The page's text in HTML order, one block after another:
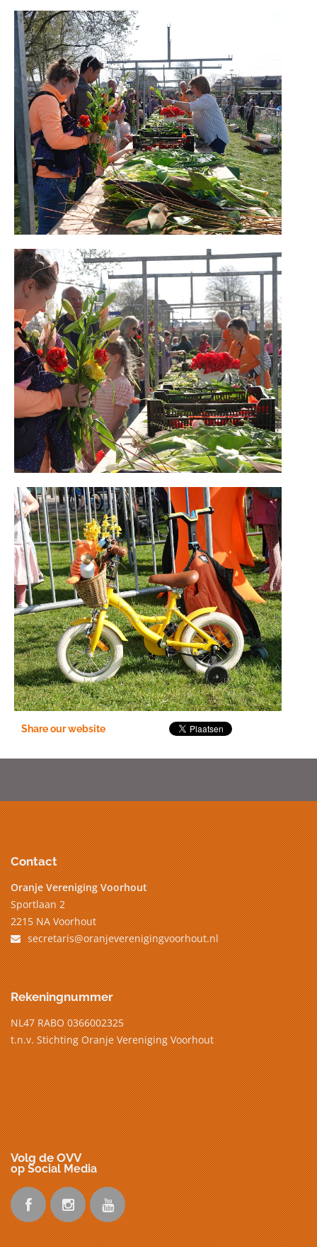
Share our website
Contact
Oranje Vereniging Voorhout
Sportlaan 2
2215 NA Voorhout
secretaris@oranjeverenigingvoorhout.nl
Rekeningnummer
NL47 RABO 0366002325
t.n.v. Stichting Oranje Vereniging Voorhout
Volg de OVV
op Social Media